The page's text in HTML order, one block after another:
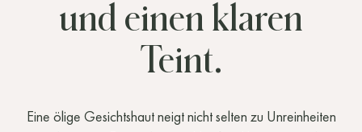
und einen klaren
Teint.
Eine ölige Gesichtshaut neigt nicht selten zu Unreinheiten